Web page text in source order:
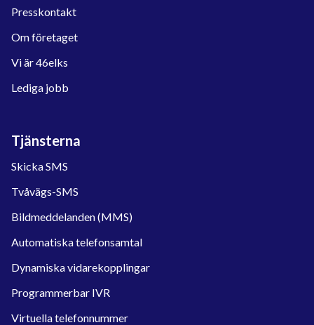
Presskontakt
Om företaget
Vi är 46elks
Lediga jobb
Tjänsterna
Skicka SMS
Tvåvägs-SMS
Bildmeddelanden (MMS)
Automatiska telefonsamtal
Dynamiska vidarekopplingar
Programmerbar IVR
Virtuella telefonnummer